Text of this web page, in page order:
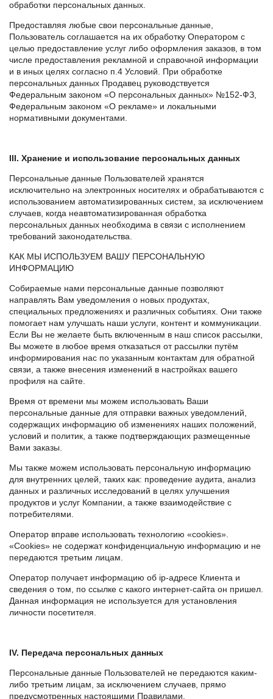
обработки персональных данных.
Предоставляя любые свои персональные данные,
Пользователь соглашается на их обработку Оператором с
целью предоставление услуг либо оформления заказов, в том
числе предоставления рекламной и справочной информации
и в иных целях согласно п.4 Условий. При обработке
персональных данных Продавец руководствуется
Федеральным законом «О персональных данных» №152-ФЗ,
Федеральным законом «О рекламе» и локальными
нормативными документами.
III. Хранение и использование персональных данных
Персональные данные Пользователей хранятся
исключительно на электронных носителях и обрабатываются с
использованием автоматизированных систем, за исключением
случаев, когда неавтоматизированная обработка
персональных данных необходима в связи с исполнением
требований законодательства.
КАК МЫ ИСПОЛЬЗУЕМ ВАШУ ПЕРСОНАЛЬНУЮ
ИНФОРМАЦИЮ
Собираемые нами персональные данные позволяют
направлять Вам уведомления о новых продуктах,
специальных предложениях и различных событиях. Они также
помогает нам улучшать наши услуги, контент и коммуникации.
Если Вы не желаете быть включенным в наш список рассылки,
Вы можете в любое время отказаться от рассылки путём
информирования нас по указанным контактам для обратной
связи, а также внесения изменений в настройках вашего
профиля на сайте.
Время от времени мы можем использовать Ваши
персональные данные для отправки важных уведомлений,
содержащих информацию об изменениях наших положений,
условий и политик, а также подтверждающих размещенные
Вами заказы.
Мы также можем использовать персональную информацию
для внутренних целей, таких как: проведение аудита, анализ
данных и различных исследований в целях улучшения
продуктов и услуг Компании, а также взаимодействие с
потребителями.
Оператор вправе использовать технологию «cookies».
«Cookies» не содержат конфиденциальную информацию и не
передаются третьим лицам.
Оператор получает информацию об ip-адресе Клиента и
сведения о том, по ссылке с какого интернет-сайта он пришел.
Данная информация не используется для установления
личности посетителя.
IV. Передача персональных данных
Персональные данные Пользователей не передаются каким-
либо третьим лицам, за исключением случаев, прямо
предусмотренных настоящими Правилами.